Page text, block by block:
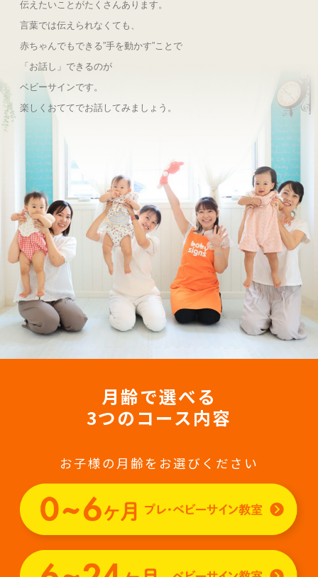
伝えたいことがたくさんあります。
言葉では伝えられなくても、
赤ちゃんでもできる”手を動かす”ことで
「お話し」できるのが
ベビーサインです。
楽しくおててでお話してみましょう。
月齢で選べる
3つのコース内容
お子様の月齢をお選びください